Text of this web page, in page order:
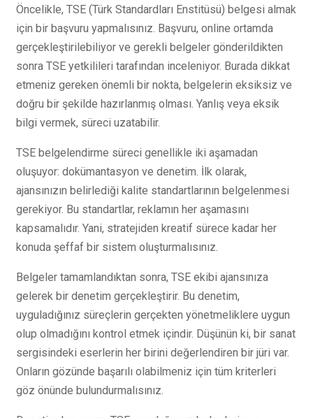
Öncelikle, TSE (Türk Standardları Enstitüsü) belgesi almak
için bir başvuru yapmalısınız. Başvuru, online ortamda
gerçekleştirilebiliyor ve gerekli belgeler gönderildikten
sonra TSE yetkilileri tarafından inceleniyor. Burada dikkat
etmeniz gereken önemli bir nokta, belgelerin eksiksiz ve
doğru bir şekilde hazırlanmış olması. Yanlış veya eksik
bilgi vermek, süreci uzatabilir.
TSE belgelendirme süreci genellikle iki aşamadan
oluşuyor: dokümantasyon ve denetim. İlk olarak,
ajansınızın belirlediği kalite standartlarının belgelenmesi
gerekiyor. Bu standartlar, reklamın her aşamasını
kapsamalıdır. Yani, stratejiden kreatif sürece kadar her
konuda şeffaf bir sistem oluşturmalısınız.
Belgeler tamamlandıktan sonra, TSE ekibi ajansınıza
gelerek bir denetim gerçekleştirir. Bu denetim,
uyguladığınız süreçlerin gerçekten yönetmeliklere uygun
olup olmadığını kontrol etmek içindir. Düşünün ki, bir sanat
sergisindeki eserlerin her birini değerlendiren bir jüri var.
Onların gözünde başarılı olabilmeniz için tüm kriterleri
göz önünde bulundurmalısınız.